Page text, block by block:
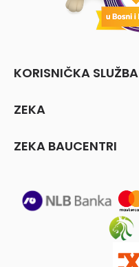
KORISNIČKA SLUŽBA
ZEKA
ZEKA BAUCENTRI